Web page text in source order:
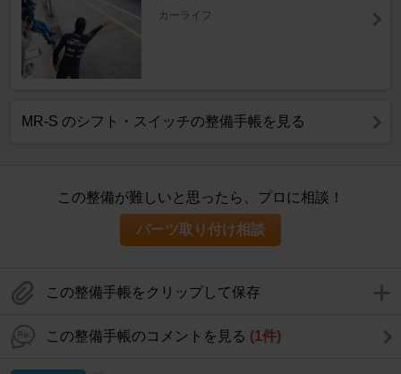
カーライフ
MR-S のシフト・スイッチの整備手帳を見る
この整備が難しいと思ったら、プロに相談！
パーツ取り付け相談
この整備手帳をクリップして保存
この整備手帳のコメントを見る (1件)